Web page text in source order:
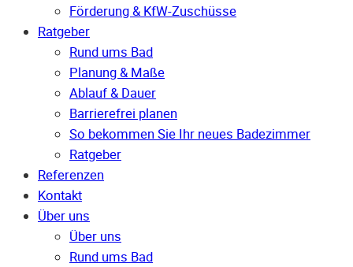
Förderung & KfW-Zuschüsse
Ratgeber
Rund ums Bad
Planung & Maße
Ablauf & Dauer
Barrierefrei planen
So bekommen Sie Ihr neues Badezimmer
Ratgeber
Referenzen
Kontakt
Über uns
Über uns
Rund ums Bad